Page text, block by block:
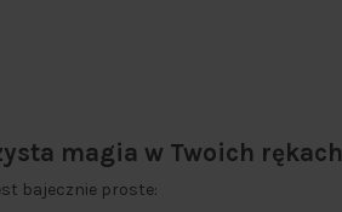
magia w Twoich rękach
bajecznie proste: